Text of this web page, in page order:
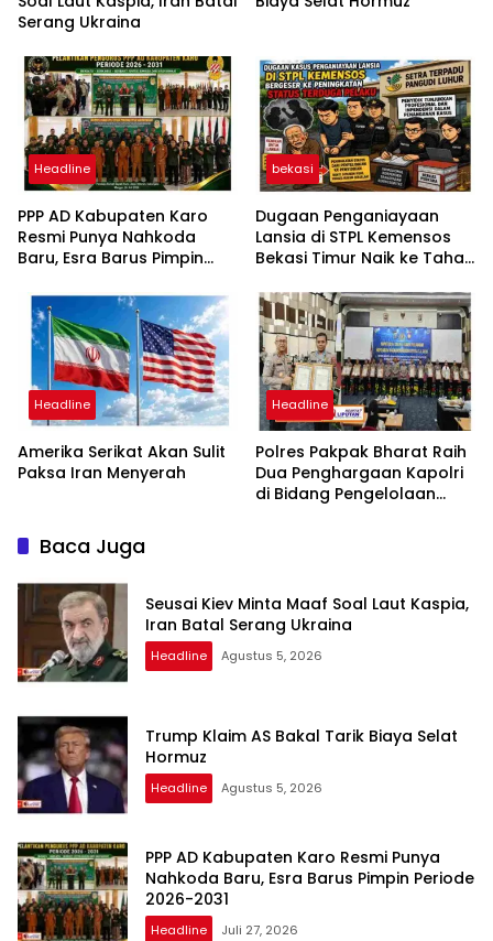
Serang Ukraina
Headline
PPP AD Kabupaten Karo
Resmi Punya Nahkoda
Baru, Esra Barus Pimpin
bekasi
Dugaan Penganiayaan
Lansia di STPL Kemensos
Bekasi Timur Naik ke Tahap
Minta Proses Transparan
dan Bebas Intervensi
Headline
Amerika Serikat Akan Sulit
Paksa Iran Menyerah
Headline
Polres Pakpak Bharat Raih
Dua Penghargaan Kapolri
di Bidang Pengelolaan
Baca Juga
Seusai Kiev Minta Maaf Soal Laut Kaspia,
Iran Batal Serang Ukraina
Headline Agustus 5, 2026
Trump Klaim AS Bakal Tarik Biaya Selat
Hormuz
Headline Agustus 5, 2026
PPP AD Kabupaten Karo Resmi Punya
Nahkoda Baru, Esra Barus Pimpin Periode
2026-2031
Headline Juli 27, 2026